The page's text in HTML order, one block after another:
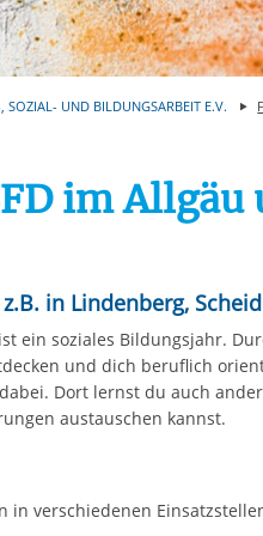
Einwilligung erstreckt sich
aufgerufenen und somit
Interessen und
SOZIAL- UND BILDUNGSARBEIT E.V.
im Allgäu
in Lindenberg,
ein soziales Bildungsjahr.
und dich beruflich
Dort lernst du auch
austauschen kannst.
in verschiedenen